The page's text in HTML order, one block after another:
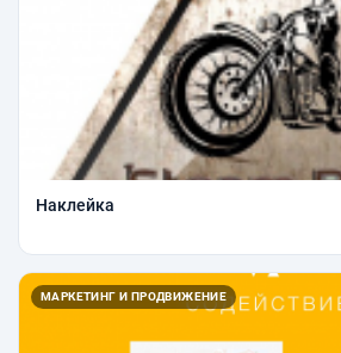
Наклейка
МАРКЕТИНГ И ПРОДВИЖЕНИЕ